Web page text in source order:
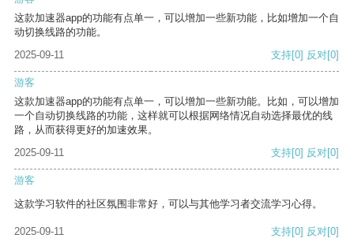
这款加速器app的功能有点单一，可以增加一些新功能，比如增加一个自
动切换线路的功能。
2025-09-11
支持[0] 反对[0]
游客
这款加速器app的功能有点单一，可以增加一些新功能。比如，可以增加
一个自动切换线路的功能，这样就可以根据网络情况自动选择最优的线
路，从而获得更好的加速效果。
2025-09-11
支持[0] 反对[0]
游客
这款学习软件的社区氛围非常好，可以与其他学习者交流学习心得。
2025-09-11 支持[0] 反对[0]